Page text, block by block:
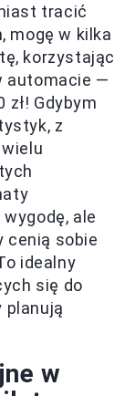
tracić
mogę w kilka
korzystając
automacie —
zł! Gdybym
z
ale
cenią sobie
idealny
się do
planują
w